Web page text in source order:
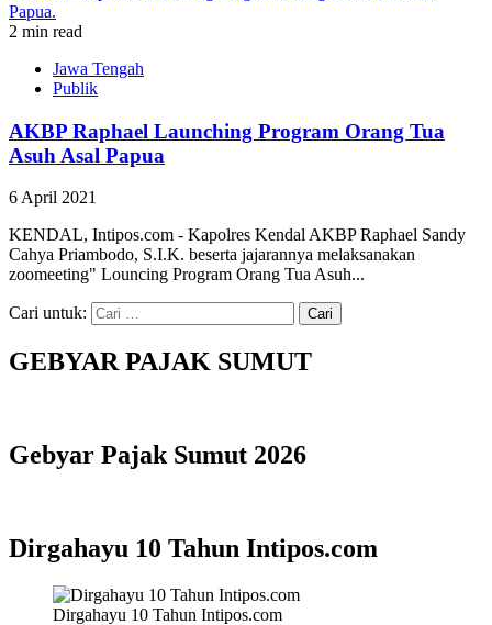
2 min read
Jawa Tengah
Publik
AKBP Raphael Launching Program Orang Tua
Asuh Asal Papua
6 April 2021
KENDAL, Intipos.com - Kapolres Kendal AKBP Raphael Sandy
Cahya Priambodo, S.I.K. beserta jajarannya melaksanakan
zoomeeting" Louncing Program Orang Tua Asuh...
Cari untuk:
GEBYAR PAJAK SUMUT
Gebyar Pajak Sumut 2026
Dirgahayu 10 Tahun Intipos.com
Dirgahayu 10 Tahun Intipos.com